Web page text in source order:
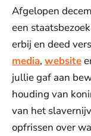
Afgelopen
een
erbij en deed
media, website
jullie gaf aan
houding van
van het
opfrissen over